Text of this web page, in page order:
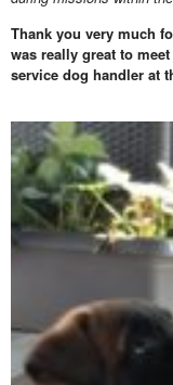
Thank you very much
was really great to
service dog handler at